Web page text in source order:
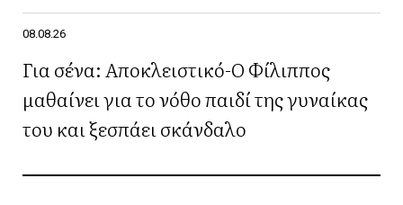
08.08.26
Για σένα: Αποκλειστικό-Ο Φίλιππος
μαθαίνει για το νόθο παιδί της γυναίκας
του και ξεσπάει σκάνδαλο